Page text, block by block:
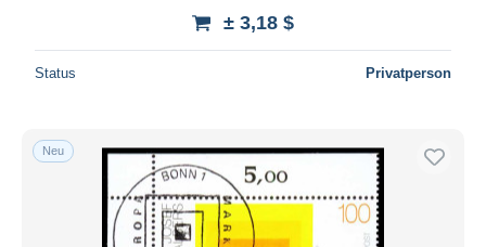
± 3,18 $
Status Privatperson
Neu